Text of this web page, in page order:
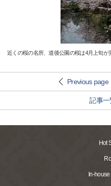
近くの桜の名所、道後公園の桜は4月上旬が
Previous page
記事一
Hot
In-